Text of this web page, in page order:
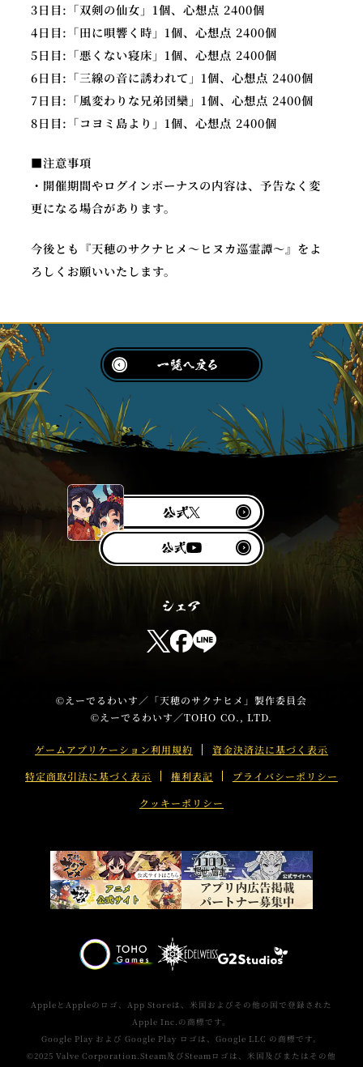
3日目:「双剣の仙女」1個、心想点 2400個
4日目:「田に唄響く時」1個、心想点 2400個
5日目:「悪くない寝床」1個、心想点 2400個
6日目:「三線の音に誘われて」1個、心想点 2400個
7日目:「風変わりな兄弟団欒」1個、心想点 2400個
8日目:「コヨミ島より」1個、心想点 2400個
■注意事項
・開催期間やログインボーナスの内容は、予告なく変
更になる場合があります。
今後とも『天穂のサクナヒメ～ヒヌカ巡霊譚～』をよ
ろしくお願いいたします。
公
式
X
公
式
Y
o
T
u
b
T
t
t
r
s
h
e
F
e
b
o
k
s
r
e
L
E
s
h
r
e
©えーでるわいす／「天穂のサクナヒメ」製作委員会
©えーでるわいす／TOHO CO., LTD.
ゲームアプリケーション利用規約
資金決済法に基づく表示
特定商取引法に基づく表示
権利表記
プライバシーポリシー
クッキーポリシー
AppleとAppleのロゴ、App Storeは、米国およびその他の国で登録された
Apple Inc.の商標です。
Google Play および Google Play ロゴは、Google LLC の商標です。
©2025 Valve Corporation.Steam及びSteamロゴは、米国及びまたはその他